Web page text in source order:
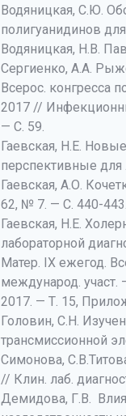
Водяницкая, С.Ю.
полигуанидинов
Водяницкая, Н.В.
Сергиенко, А.А.
Всерос. конгресса
2017 //
— С. 59.
Гаевская, Н.Е.
перспективные для
Гаевская, А.О.
62, № 7. — С. 440-443.
Гаевская, Н.Е.
лабораторной
Матер. IХ ежегод.
международ.
2017. — Т. 15,
Головин, С.Н.
трансмиссионной
Симонова,
// Клин. лаб.
Демидова, Г.В.